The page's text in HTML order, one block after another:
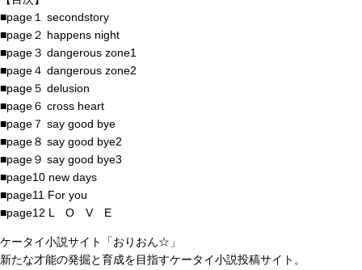
■page１ secondstory
■page２ happens night
■page３ dangerous zone1
■page４ dangerous zone2
■page５ delusion
■page６ cross heart
■page７ say good bye
■page８ say good bye2
■page９ say good bye3
■page10 new days
■page11 For you
■page12 L O V E
ケータイ小説サイト「おりおん☆」
新たな才能の発掘と育成を目指すケータイ小説投稿サイト。